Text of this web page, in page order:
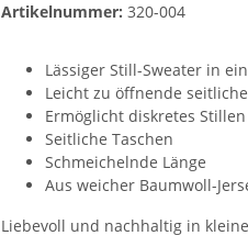
Artikelnummer: 320-004
Lässiger Still-Sweater in
Leicht zu öffnende
Ermöglicht diskretes
Seitliche Taschen
Schmeichelnde Länge
Aus weicher Baumwoll-
Liebevoll und nachhaltig in